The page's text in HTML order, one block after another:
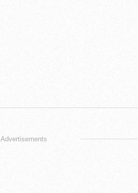
Advertisements